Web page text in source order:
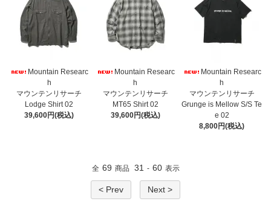
Mountain Researc
h
マウンテンリサーチ
Lodge Shirt 02
39,600円(税込)
Mountain Researc
h
マウンテンリサーチ
MT65 Shirt 02
39,600円(税込)
Mountain Researc
h
マウンテンリサーチ
Grunge is Mellow S/S Te
e 02
8,800円(税込)
全 69 商品 31 - 60 表示
< Prev Next >